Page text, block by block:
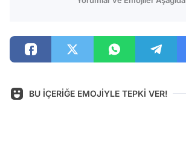
BU İÇERİĞE EMOJİYLE TEPKİ VER!